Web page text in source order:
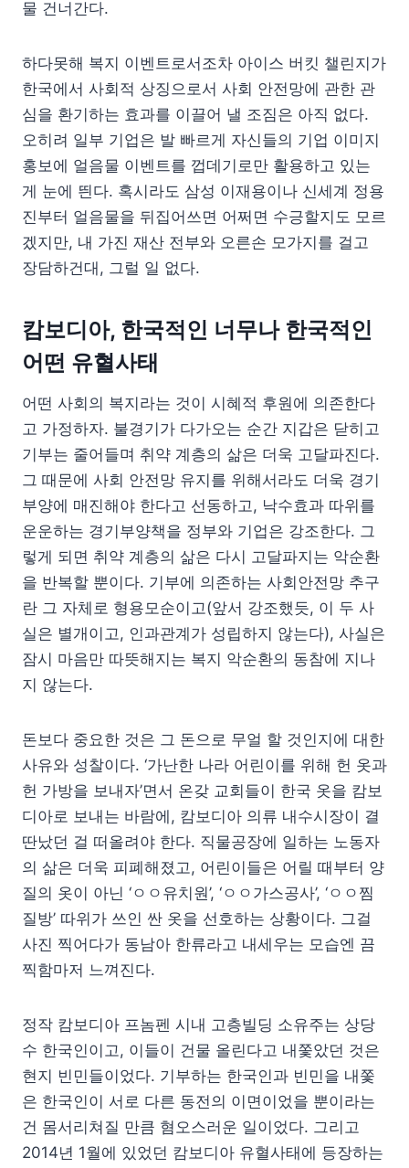
물 건너간다.
하다못해 복지 이벤트로서조차 아이스 버킷 챌린지가
한국에서 사회적 상징으로서 사회 안전망에 관한 관
심을 환기하는 효과를 이끌어 낼 조짐은 아직 없다.
오히려 일부 기업은 발 빠르게 자신들의 기업 이미지
홍보에 얼음물 이벤트를 껍데기로만 활용하고 있는
게 눈에 띈다. 혹시라도 삼성 이재용이나 신세계 정용
진부터 얼음물을 뒤집어쓰면 어쩌면 수긍할지도 모르
겠지만, 내 가진 재산 전부와 오른손 모가지를 걸고
장담하건대, 그럴 일 없다.
캄보디아, 한국적인 너무나 한국적인
어떤 유혈사태
어떤 사회의 복지라는 것이 시혜적 후원에 의존한다
고 가정하자. 불경기가 다가오는 순간 지갑은 닫히고
기부는 줄어들며 취약 계층의 삶은 더욱 고달파진다.
그 때문에 사회 안전망 유지를 위해서라도 더욱 경기
부양에 매진해야 한다고 선동하고, 낙수효과 따위를
운운하는 경기부양책을 정부와 기업은 강조한다. 그
렇게 되면 취약 계층의 삶은 다시 고달파지는 악순환
을 반복할 뿐이다. 기부에 의존하는 사회안전망 추구
란 그 자체로 형용모순이고(앞서 강조했듯, 이 두 사
실은 별개이고, 인과관계가 성립하지 않는다), 사실은
잠시 마음만 따뜻해지는 복지 악순환의 동참에 지나
지 않는다.
돈보다 중요한 것은 그 돈으로 무얼 할 것인지에 대한
사유와 성찰이다. ‘가난한 나라 어린이를 위해 헌 옷과
헌 가방을 보내자’면서 온갖 교회들이 한국 옷을 캄보
디아로 보내는 바람에, 캄보디아 의류 내수시장이 결
딴났던 걸 떠올려야 한다. 직물공장에 일하는 노동자
의 삶은 더욱 피폐해졌고, 어린이들은 어릴 때부터 양
질의 옷이 아닌 ‘ㅇㅇ유치원’, ‘ㅇㅇ가스공사’, ‘ㅇㅇ찜
질방’ 따위가 쓰인 싼 옷을 선호하는 상황이다. 그걸
사진 찍어다가 동남아 한류라고 내세우는 모습엔 끔
찍함마저 느껴진다.
정작 캄보디아 프놈펜 시내 고층빌딩 소유주는 상당
수 한국인이고, 이들이 건물 올린다고 내쫓았던 것은
현지 빈민들이었다. 기부하는 한국인과 빈민을 내쫓
은 한국인이 서로 다른 동전의 이면이었을 뿐이라는
건 몸서리쳐질 만큼 혐오스러운 일이었다. 그리고
2014년 1월에 있었던 캄보디아 유혈사태에 등장하는